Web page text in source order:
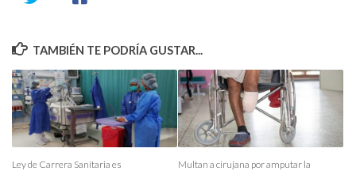
TAMBIÉN TE PODRÍA GUSTAR...
Ley de Carrera Sanitaria es
Multan a cirujana por amputar la